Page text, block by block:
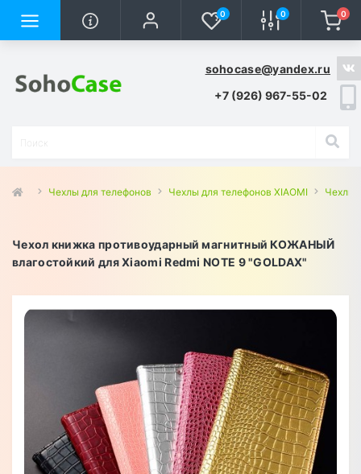
0 0 0
sohocase@yandex.ru
+7 (926) 967-55-02
Чехлы для телефонов Чехлы для телефонов XIAOMI Чехлы
Чехол книжка противоударный магнитный КОЖАНЫЙ
влагостойкий для Xiaomi Redmi NOTE 9 "GOLDAX"